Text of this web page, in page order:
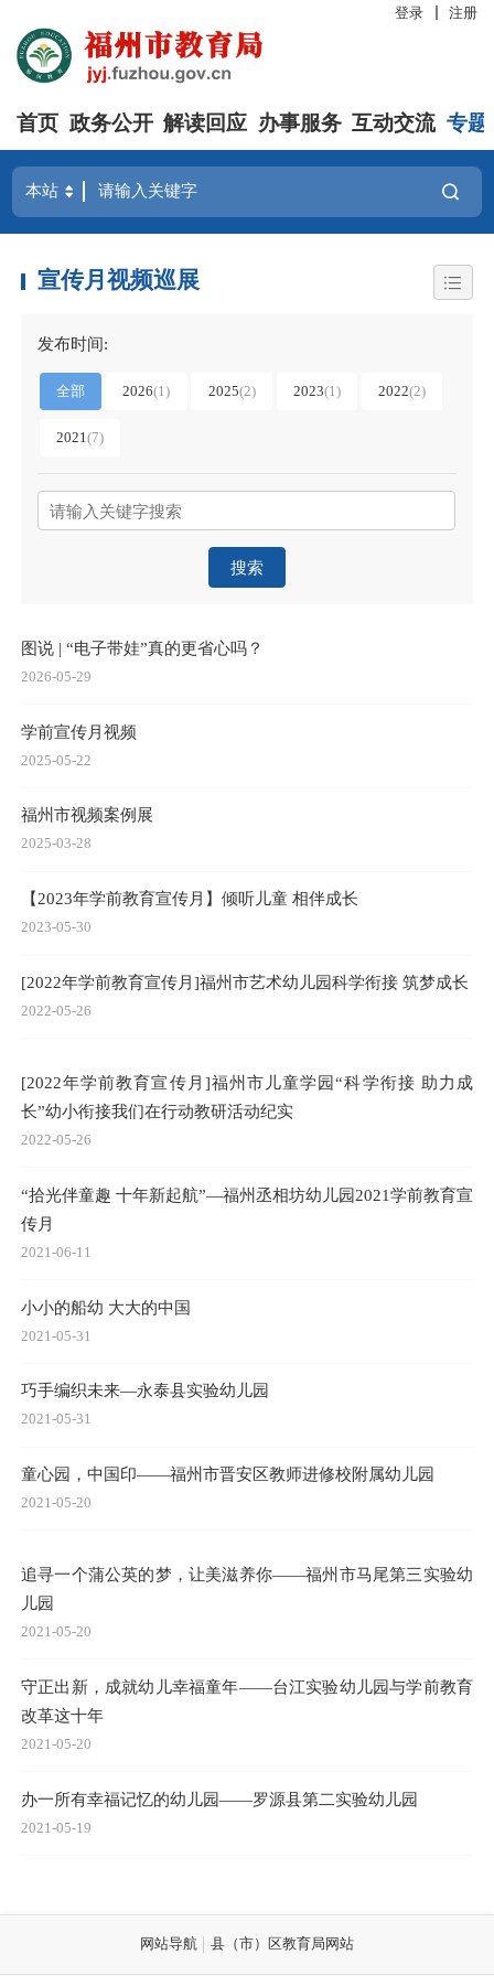
登录 注册
首页 政务公开 解读回应 办事服务 互动交流 专题
宣传月视频巡展
发布时间:
全部 2026(1) 2025(2) 2023(1) 2022(2)
2021(7)
搜索
图说 | “电子带娃”真的更省心吗？
2026-05-29
学前宣传月视频
2025-05-22
福州市视频案例展
2025-03-28
【2023年学前教育宣传月】倾听儿童 相伴成长
2023-05-30
[2022年学前教育宣传月]福州市艺术幼儿园科学衔接 筑梦成长
2022-05-26
[2022年学前教育宣传月]福州市儿童学园“科学衔接 助力成
长”幼小衔接我们在行动教研活动纪实
2022-05-26
“拾光伴童趣 十年新起航”—福州丞相坊幼儿园2021学前教育宣
传月
2021-06-11
小小的船幼 大大的中国
2021-05-31
巧手编织未来—永泰县实验幼儿园
2021-05-31
童心园，中国印——福州市晋安区教师进修校附属幼儿园
2021-05-20
追寻一个蒲公英的梦，让美滋养你——福州市马尾第三实验幼
儿园
2021-05-20
守正出新，成就幼儿幸福童年——台江实验幼儿园与学前教育
改革这十年
2021-05-20
办一所有幸福记忆的幼儿园——罗源县第二实验幼儿园
2021-05-19
网站导航 县（市）区教育局网站